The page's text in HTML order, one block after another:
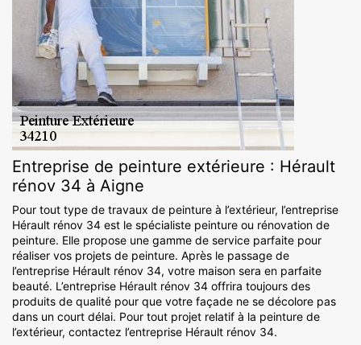
Entreprise de peinture extérieure : Hérault
rénov 34 à Aigne
Pour tout type de travaux de peinture à l’extérieur, l’entreprise
Hérault rénov 34 est le spécialiste peinture ou rénovation de
peinture. Elle propose une gamme de service parfaite pour
réaliser vos projets de peinture. Après le passage de
l’entreprise Hérault rénov 34, votre maison sera en parfaite
beauté. L’entreprise Hérault rénov 34 offrira toujours des
produits de qualité pour que votre façade ne se décolore pas
dans un court délai. Pour tout projet relatif à la peinture de
l’extérieur, contactez l’entreprise Hérault rénov 34.